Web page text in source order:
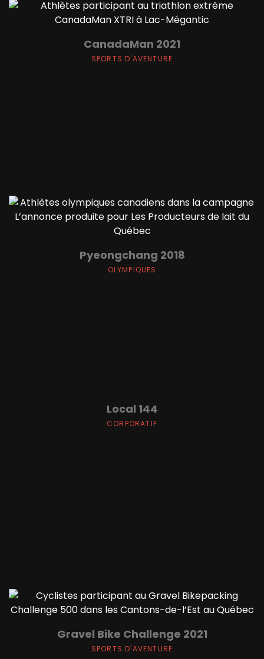
CanadaMan 2021
SPORTS D'AVENTURE
Pyeongchang 2018
OLYMPIQUES
Local 144
CORPORATIF
Gravel Bike Challenge 2021
SPORTS D'AVENTURE